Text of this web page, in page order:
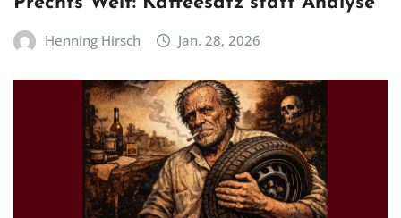
Henning Hirsch Jan. 28, 2026